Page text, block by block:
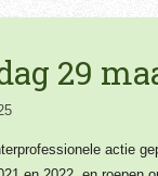
29
actie